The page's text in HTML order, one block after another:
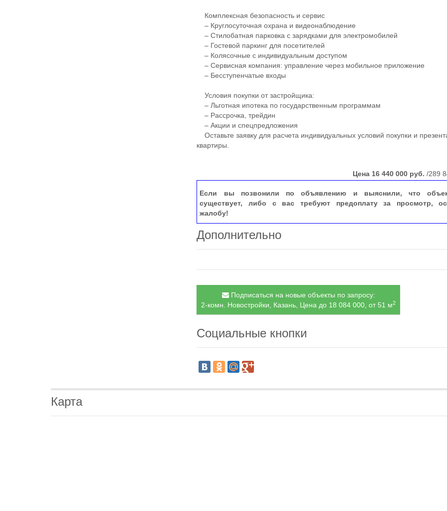
Комплексная безопасность и сервис
– Круглосуточная охрана и видеонаблюдение
– Стилобатная парковка с зарядками для электромобилей
– Гостевой паркинг для посетителей
– Колясочные с индивидуальным доступом
– Сервисная компания: управление через мобильное приложение
– Бесступенчатые входы
Условия покупки от застройщика:
– Льготная ипотека по государственным программам
– Рассрочка, трейдин
– Акции и спецпредложения
Оставьте заявку для расчета индивидуальных условий покупки и
квартиры.
Цена 16 440 000 руб. /289
Если вы позвонили по объявлению и выяснили, что
существует, либо с вас требуют предоплату за просмотр,
жалобу!
Дополнительно
Подписаться на новые объекты по запросу:
2-комн. Новостройки, Казань, Цена до 18 084 000, от 51 м2
Социальные кнопки
Карта